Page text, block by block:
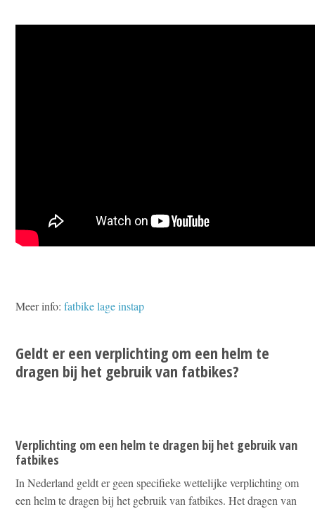
Meer info:fatbike lage instap
Geldt er een verplichting om een helm te
dragen bij het gebruik van fatbikes?
Verplichting om een helm te dragen bij het gebruik van
fatbikes
In Nederland geldt er geen specifieke wettelijke verplichting om
een helm te dragen bij het gebruik van fatbikes. Het dragen van